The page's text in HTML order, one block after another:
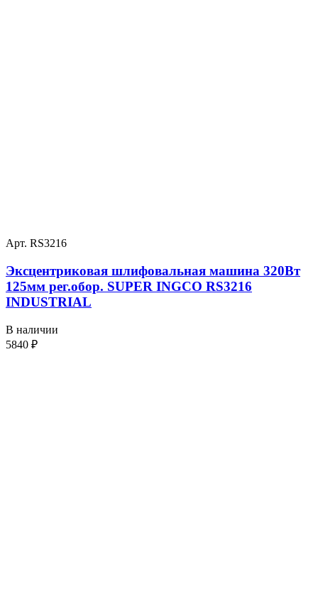
Арт. RS3216
Эксцентриковая шлифовальная машина 320Вт
125мм рег.обор. SUPER INGCO RS3216
INDUSTRIAL
В наличии
5840 ₽